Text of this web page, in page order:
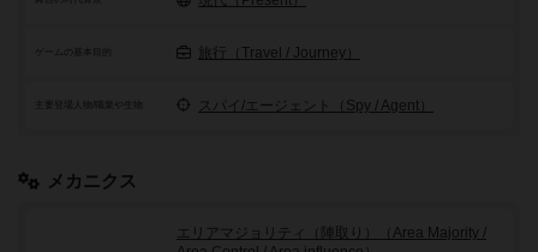
ゲームの基本目的 旅行（Travel / Journey）
スパイ/エージェント（Spy / Agent）
メカニクス
エリアマジョリティ（陣取り）（Area Majority /